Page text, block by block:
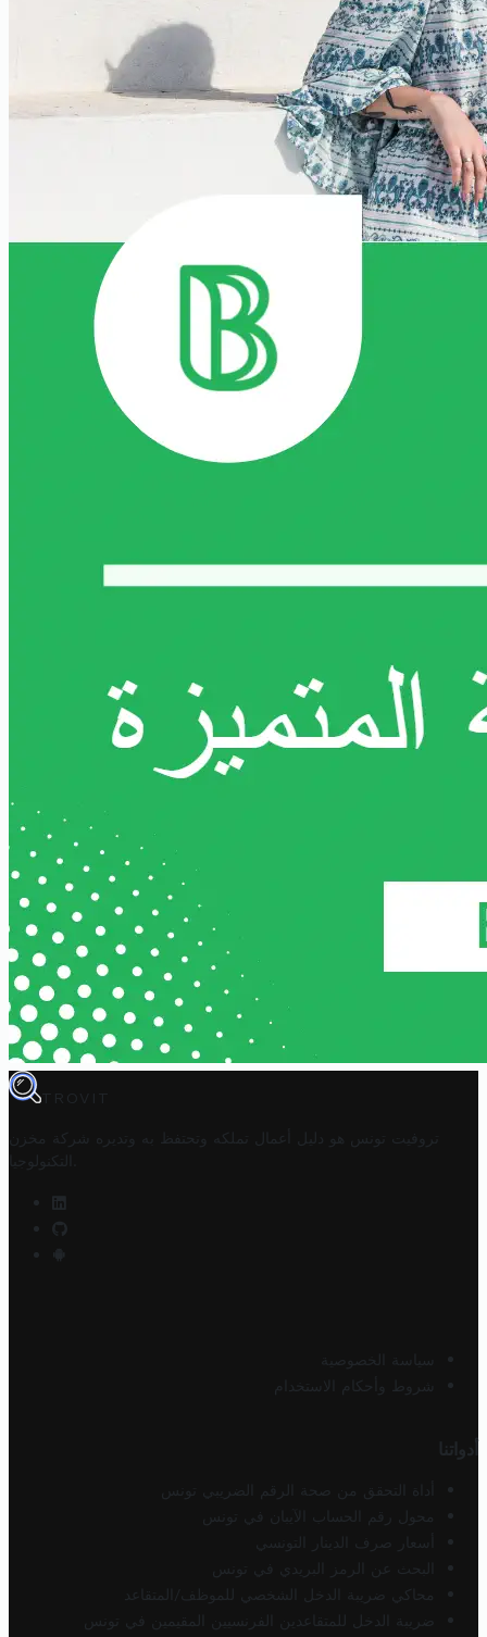
TROVIT
تروفيت تونس هو دليل أعمال تملكه وتحتفظ به وتديره
شركة مخزن
التكنولوجيا
سياسة الخصوصية
شروط وأحكام الاستخدام
أدواتنا
أداة التحقق من صحة الرقم الضريبي تونس
محول رقم الحساب الآيبان في تونس
أسعار صرف الدينار التونسي
البحث عن الرمز البريدي في تونس
محاكي ضريبة الدخل الشخصي للموظف/المتقاعد
ضريبة الدخل للمتقاعدين الفرنسيين المقيمين في تونس